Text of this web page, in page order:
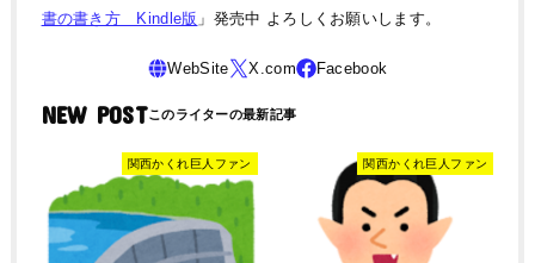
書の書き方 Kindle版 」発売中 よろしくお願いします。
NEW POST
関西かくれ巨人ファン 関西かくれ巨人ファン